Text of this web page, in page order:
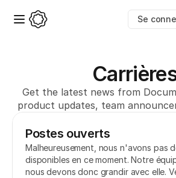
Se
Get the latest news from
product updates, team
Postes ouverts
Malheureusement, nous n'avons pas
disponibles en ce moment. Notre
nous devons donc grandir avec elle.